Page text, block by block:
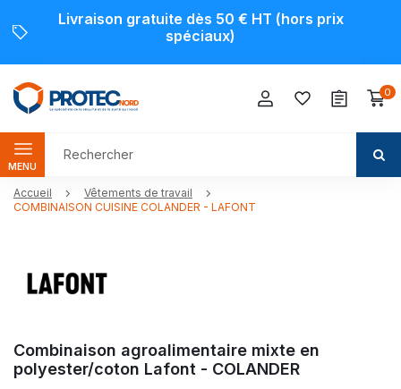
Livraison gratuite dès 50 € HT (hors prix
spéciaux)
0
MENU
Accueil
Vêtements de travail
COMBINAISON CUISINE COLANDER - LAFONT
Combinaison agroalimentaire mixte en
polyester/coton Lafont - COLANDER